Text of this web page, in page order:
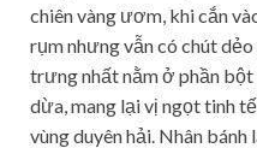
chiên vàng ươm, khi cắn
rụm nhưng vẫn có chút
trưng nhất nằm ở phần
dừa, mang lại vị ngọt tinh
vùng duyên hải. Nhân